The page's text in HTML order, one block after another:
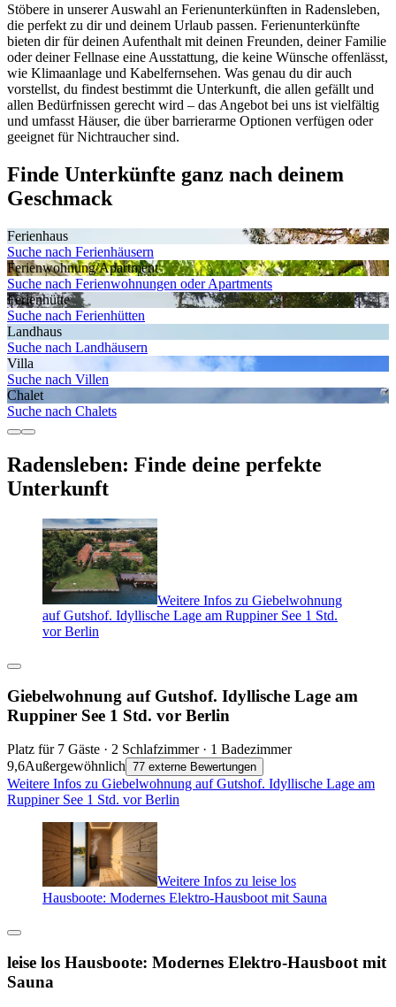
Stöbere in unserer Auswahl an Ferienunterkünften in Radensleben,
die perfekt zu dir und deinem Urlaub passen. Ferienunterkünfte
bieten dir für deinen Aufenthalt mit deinen Freunden, deiner Familie
oder deiner Fellnase eine Ausstattung, die keine Wünsche offenlässt,
wie Klimaanlage und Kabelfernsehen. Was genau du dir auch
vorstellst, du findest bestimmt die Unterkunft, die allen gefällt und
allen Bedürfnissen gerecht wird – das Angebot bei uns ist vielfältig
und umfasst Häuser, die über barrierarme Optionen verfügen oder
geeignet für Nichtraucher sind.
Finde Unterkünfte ganz nach deinem
Geschmack
Ferienhaus
Suche nach Ferienhäusern
Ferienwohnung/Apartment
Suche nach Ferienwohnungen oder Apartments
Ferienhütte
Suche nach Ferienhütten
Landhaus
Suche nach Landhäusern
Villa
Suche nach Villen
Chalet
Suche nach Chalets
Radensleben: Finde deine perfekte
Unterkunft
Weitere Infos zu Giebelwohnung
auf Gutshof. Idyllische Lage am Ruppiner See 1 Std.
vor Berlin
Giebelwohnung auf Gutshof. Idyllische Lage am
Ruppiner See 1 Std. vor Berlin
Platz für 7 Gäste · 2 Schlafzimmer · 1 Badezimmer
9,6Außergewöhnlich 77 externe Bewertungen
Weitere Infos zu Giebelwohnung auf Gutshof. Idyllische Lage am
Ruppiner See 1 Std. vor Berlin
Weitere Infos zu leise los
Hausboote: Modernes Elektro-Hausboot mit Sauna
leise los Hausboote: Modernes Elektro-Hausboot mit
Sauna